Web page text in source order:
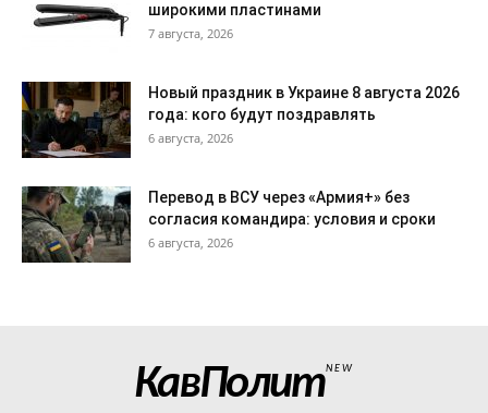
широкими пластинами
7 августа, 2026
Новый праздник в Украине 8 августа 2026
года: кого будут поздравлять
6 августа, 2026
Перевод в ВСУ через «Армия+» без
согласия командира: условия и сроки
6 августа, 2026
КавПолитNEW